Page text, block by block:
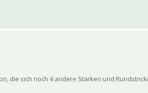
die sich noch 4 andere Stärken und